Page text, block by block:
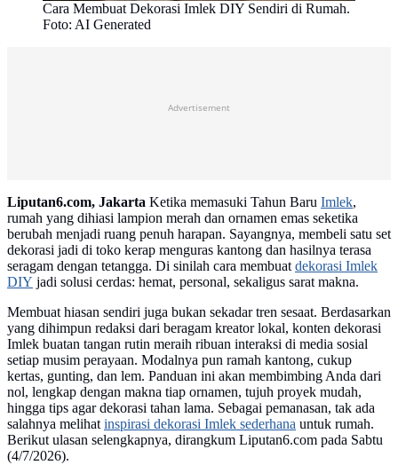
Cara Membuat Dekorasi Imlek DIY Sendiri di Rumah.
Foto: AI Generated
Advertisement
Liputan6.com, Jakarta Ketika memasuki Tahun Baru Imlek,
rumah yang dihiasi lampion merah dan ornamen emas seketika
berubah menjadi ruang penuh harapan. Sayangnya, membeli satu set
dekorasi jadi di toko kerap menguras kantong dan hasilnya terasa
seragam dengan tetangga. Di sinilah cara membuatdekorasi Imlek
DIY jadi solusi cerdas: hemat, personal, sekaligus sarat makna.
Membuat hiasan sendiri juga bukan sekadar tren sesaat. Berdasarkan
yang dihimpun redaksi dari beragam kreator lokal, konten dekorasi
Imlek buatan tangan rutin meraih ribuan interaksi di media sosial
setiap musim perayaan. Modalnya pun ramah kantong, cukup
kertas, gunting, dan lem. Panduan ini akan membimbing Anda dari
nol, lengkap dengan makna tiap ornamen, tujuh proyek mudah,
hingga tips agar dekorasi tahan lama. Sebagai pemanasan, tak ada
salahnya melihatinspirasi dekorasi Imlek sederhana untuk rumah.
Berikut ulasan selengkapnya, dirangkum Liputan6.com pada Sabtu
(4/7/2026).